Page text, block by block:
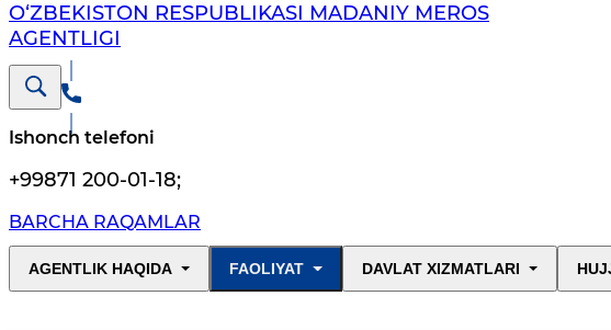
O‘ZBEKISTON RESPUBLIKASI MADANIY MEROS
AGENTLIGI
Ishonch telefoni
+99871 200-01-18;
BARCHA RAQAMLAR
AGENTLIK HAQIDA FAOLIYAT DAVLAT XIZMATLARI